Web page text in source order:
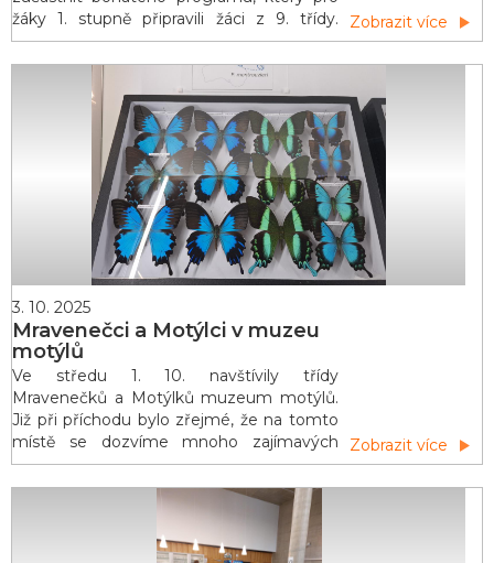
žáky 1. stupně připravili žáci z 9. třídy.
Program Halloweenského dopoledne byl
nabytý strašidelnými úkoly, při kterých
jsme museli prokázat statečnost,
šikovnost a zručnost. Na začátku
programu jsme museli předvést svého
vyrobeného ducha, vymyslet si jedinečný
halloweenský pokřik a p�
Zobrazit více
3. 10. 2025
Mravenečci a Motýlci v muzeu
motýlů
Ve středu 1. 10. navštívily třídy
Mravenečků a Motýlků muzeum motýlů.
Již při příchodu bylo zřejmé, že na tomto
místě se dozvíme mnoho zajímavých
informací a prohlédneme si mnoho
zajímavých exemplářů. Pan Černý, který
nás muzeem provázel, nám sdělil, že
motýlů, brouků a dalšího hmyzu, zde má
na ukázku přes 4500. To už je opravdu
Zobrazit více